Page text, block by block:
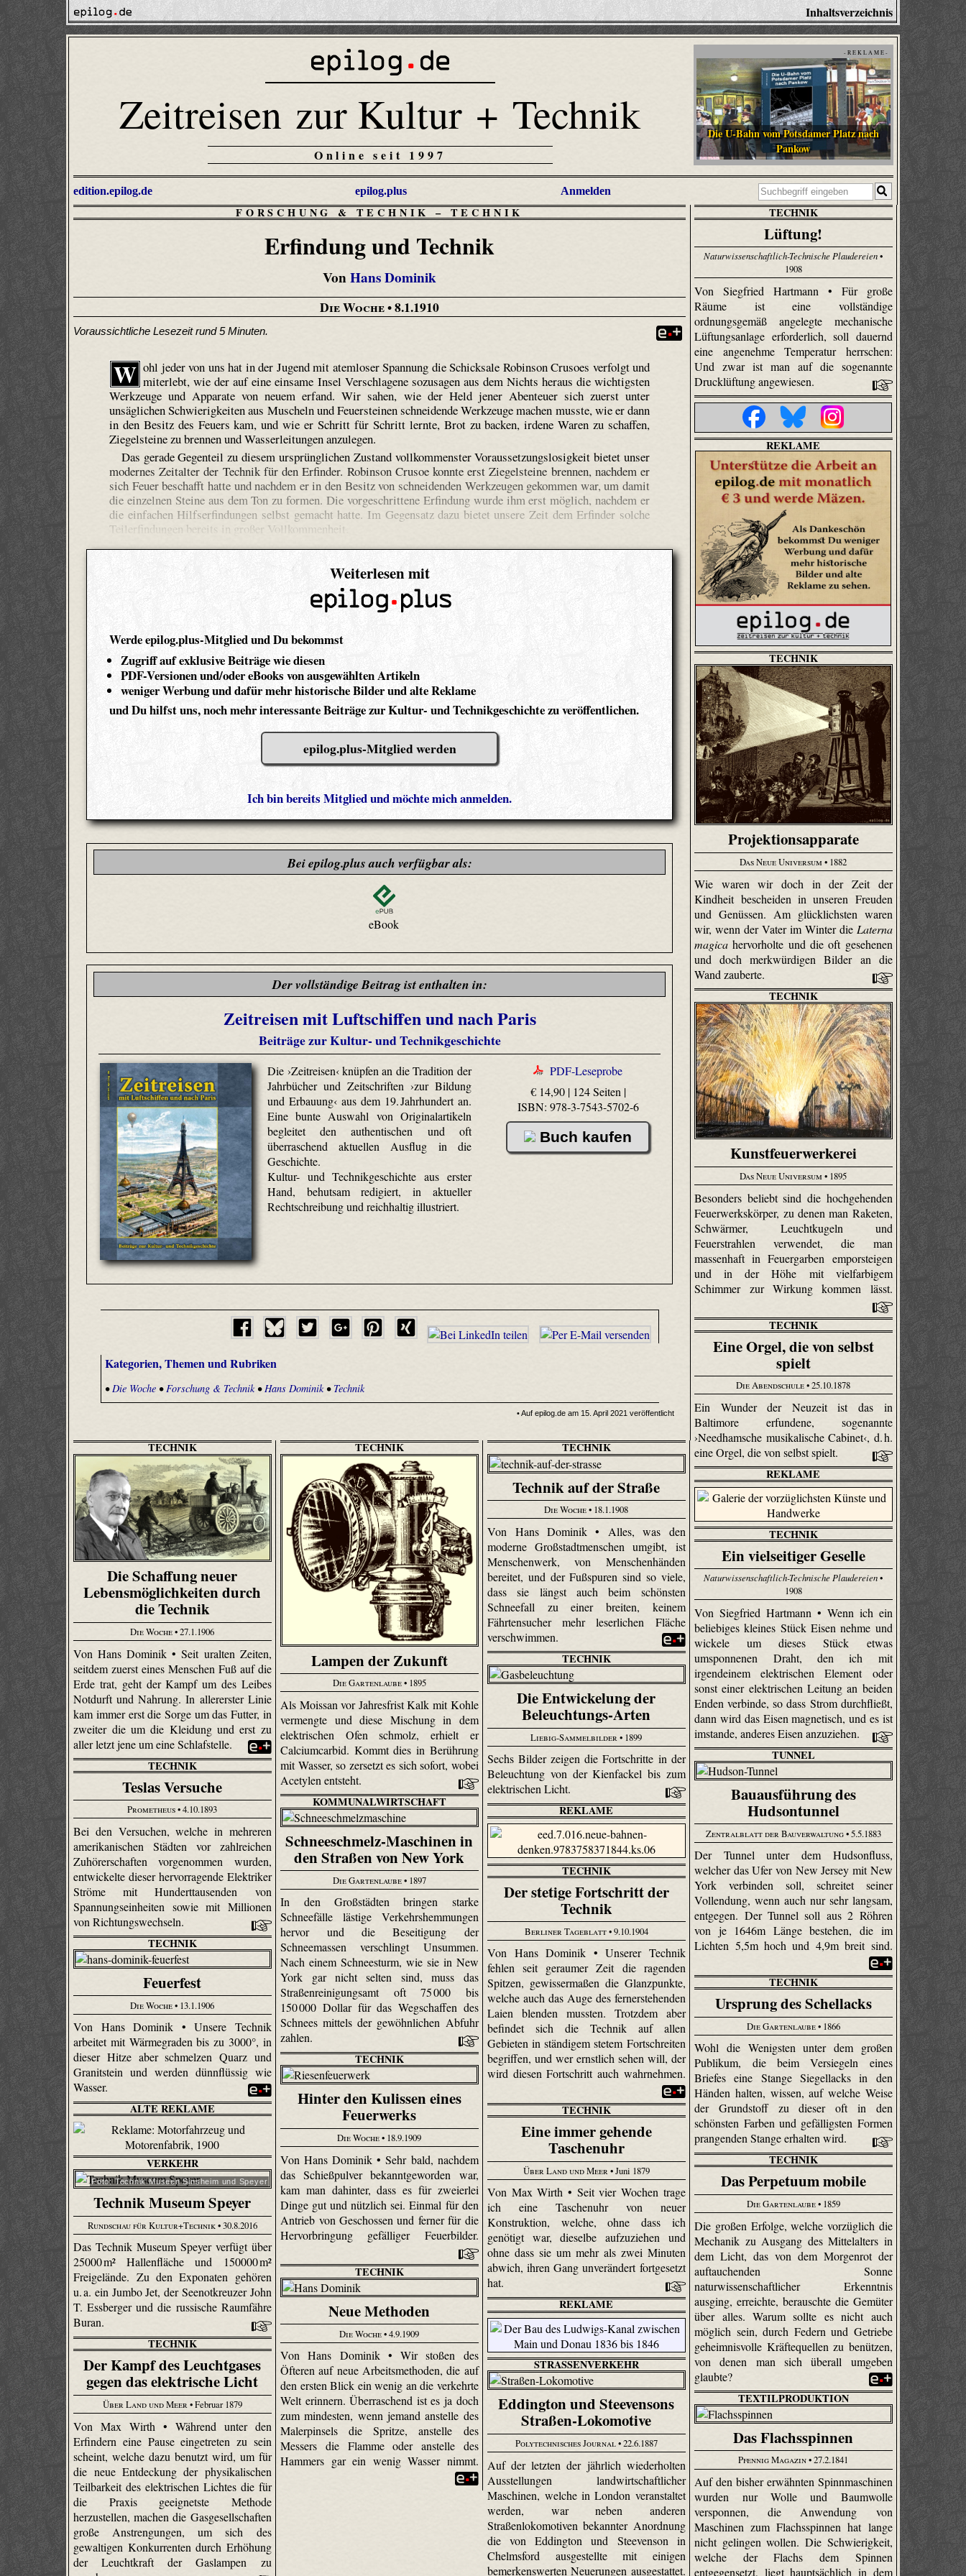
Inhaltsverzeichnis
Zeitreisen zur Kultur + Technik
Online seit 1997
- R E K L A M E -
Die U-Bahn vom Potsdamer Platz nach
Pankow
edition.epilog.de epilog.plus Anmelden
FORSCHUNG & TECHNIK–TECHNIK
Erfindung und Technik
VonHans Dominik
Die Woche• 8.1.1910
Voraussichtliche Lesezeit rund 5 Minuten.
W ohl jeder von uns hat in der Jugend mit atemloser Spannung die Schicksale Robinson Crusoes verfolgt und
miterlebt, wie der auf eine einsame Insel Verschlagene sozusagen aus dem Nichts heraus die wichtigsten
Werkzeuge und Apparate von neuem erfand. Wir sahen, wie der Held jener Abenteuer sich zuerst unter
unsäglichen Schwierigkeiten aus Muscheln und Feuersteinen schneidende Werkzeuge machen musste, wie er dann
in den Besitz des Feuers kam, und wie er Schritt für Schritt lernte, Brot zu backen, irdene Waren zu schaffen,
Ziegelsteine zu brennen und Wasserleitungen anzulegen.
Das gerade Gegenteil zu diesem ursprünglichen Zustand vollkommenster Voraussetzungslosigkeit bietet unser
modernes Zeitalter der Technik für den Erfinder. Robinson Crusoe konnte erst Ziegelsteine brennen, nachdem er
sich Feuer beschafft hatte und nachdem er in den Besitz von schneidenden Werkzeugen gekommen war, um damit
die einzelnen Steine aus dem Ton zu formen. Die vorgeschrittene Erfindung wurde ihm erst möglich, nachdem er
die einfachen Hilfserfindungen selbst gemacht hatte. Im Gegensatz dazu bietet unsere Zeit dem Erfinder solche
Teilerfindungen bereits in großer Vollkommenheit.
Weiterlesen mit
Werde epilog.plus-Mitglied und Du bekommst
Zugriff auf exklusive Beiträge wie diesen
PDF-Versionen und/oder eBooks von ausgewählten Artikeln
weniger Werbung und dafür mehr historische Bilder und alte Reklame
und Du hilfst uns, noch mehr interessante Beiträge zur Kultur- und Technikgeschichte zu veröffentlichen.
epilog.plus-Mitglied werden
Ich bin bereits Mitglied und möchte mich anmelden.
Bei epilog.plus auch verfügbar als:
eBook
Der vollständige Beitrag ist enthalten in:
Zeitreisen mit Luftschiffen und nach Paris
Beiträge zur Kultur- und Technikgeschichte
Die ›Zeitreisen‹ knüpfen an die Tradition der
Jahrbücher und Zeitschriften ›zur Bildung
und Erbauung‹ aus dem 19. Jahrhundert an.
Eine bunte Auswahl von Originalartikeln
begleitet den authentischen und oft
überraschend aktuellen Ausflug in die
Geschichte.
Kultur- und Technikgeschichte aus erster
Hand, behutsam redigiert, in aktueller
Rechtschreibung und reichhaltig illustriert.
PDF-Leseprobe
€ 14,90 | 124 Seiten |
ISBN: 978-3-7543-5702-6
Buch kaufen
Kategorien, Themen und Rubriken
•Die Woche •Forschung & Technik•Hans Dominik• Technik
• Auf epilog.de am 15. April 2021 veröffentlicht
TECHNIK
Lüftung!
Naturwissenschaftlich-Technische Plaudereien•
1908
Von Siegfried Hartmann • Für große
Räume ist eine vollständige
ordnungsgemäß angelegte mechanische
Lüftungsanlage erforderlich, soll dauernd
eine angenehme Temperatur herrschen:
Und zwar ist man auf die sogenannte
Drucklüftung angewiesen.
REKLAME
TECHNIK
Projektionsapparate
Das Neue Universum • 1882
Wie waren wir doch in der Zeit der
Kindheit bescheiden in unseren Freuden
und Genüssen. Am glücklichsten waren
wir, wenn der Vater im Winter die Laterna
magica hervorholte und die oft gesehenen
und doch merkwürdigen Bilder an die
Wand zauberte.
TECHNIK
Kunstfeuerwerkerei
Das Neue Universum• 1895
Besonders beliebt sind die hochgehenden
Feuerwerkskörper, zu denen man Raketen,
Schwärmer, Leuchtkugeln und
Feuerstrahlen verwendet, die man
massenhaft in Feuergarben emporsteigen
und in der Höhe mit vielfarbigem
Schimmer zur Wirkung kommen lässt.
TECHNIK
Eine Orgel, die von selbst
spielt
Die Abendschule• 25.10.1878
Ein Wunder der Neuzeit ist das in
Baltimore erfundene, sogenannte
›Needhamsche musikalische Cabinet‹, d. h.
eine Orgel, die von selbst spielt.
TECHNIK
Die Schaffung neuer
Lebensmöglichkeiten durch
die Technik
Die Woche• 27.1.1906
Von Hans Dominik • Seit uralten Zeiten,
seitdem zuerst eines Menschen Fuß auf die
Erde trat, geht der Kampf um des Leibes
Notdurft und Nahrung. In allererster Linie
kam immer erst die Sorge um das Futter, in
zweiter die um die Kleidung und erst zu
aller letzt jene um eine Schlafstelle.
TECHNIK
Lampen der Zukunft
Die Gartenlaube• 1895
Als Moissan vor Jahresfrist Kalk mit Kohle
vermengte und diese Mischung in dem
elektrischen Ofen schmolz, erhielt er
Calciumcarbid. Kommt dies in Berührung
mit Wasser, so zersetzt es sich sofort, wobei
Acetylen entsteht.
TECHNIK
Technik auf der Straße
Die Woche• 18.1.1908
Von Hans Dominik • Alles, was den
moderne Großstadtmenschen umgibt, ist
Menschenwerk, von Menschenhänden
bereitet, und der Fußspuren sind so viele,
dass sie längst auch beim schönsten
Schneefall zu einer breiten, keinem
Fährtensucher mehr leserlichen Fläche
verschwimmen.
REKLAME
TECHNIK
Ein vielseitiger Geselle
Naturwissenschaftlich-Technische Plaudereien•
1908
Von Siegfried Hartmann • Wenn ich ein
beliebiges kleines Stück Eisen nehme und
wickele um dieses Stück etwas
umsponnenen Draht, den ich mit
irgendeinem elektrischen Element oder
sonst einer elektrischen Leitung an beiden
Enden verbinde, so dass Strom durchfließt,
dann wird das Eisen magnetisch, und es ist
imstande, anderes Eisen anzuziehen.
TECHNIK
Die Entwickelung der
Beleuchtungs-Arten
Liebig-Sammelbilder• 1899
Sechs Bilder zeigen die Fortschritte in der
Beleuchtung von der Kienfackel bis zum
elektrischen Licht.
TUNNEL
Bauausführung des
Hudsontunnel
Zentralblatt der Bauverwaltung• 5.5.1883
Der Tunnel unter dem Hudsonfluss,
welcher das Ufer von New Jersey mit New
York verbinden soll, schreitet seiner
Vollendung, wenn auch nur sehr langsam,
entgegen. Der Tunnel soll aus 2 Röhren
von je 1646m Länge bestehen, die im
Lichten 5,5m hoch und 4,9m breit sind.
TECHNIK
Teslas Versuche
Prometheus• 4.10.1893
Bei den Versuchen, welche in mehreren
amerikanischen Städten vor zahlreichen
Zuhörerschaften vorgenommen wurden,
entwickelte dieser hervorragende Elektriker
Ströme mit Hunderttausenden von
Spannungseinheiten sowie mit Millionen
von Richtungswechseln.
KOMMUNALWIRTSCHAFT
Schneeschmelz-Maschinen in
den Straßen von New York
Die Gartenlaube• 1897
In den Großstädten bringen starke
Schneefälle lästige Verkehrshemmungen
hervor und die Beseitigung der
Schneemassen verschlingt Unsummen.
Nach einem Schneesturm, wie sie in New
York gar nicht selten sind, muss das
Straßenreinigungsamt oft 75 000 bis
150 000 Dollar für das Wegschaffen des
Schnees mittels der gewöhnlichen Abfuhr
zahlen.
REKLAME
TECHNIK
Der stetige Fortschritt der
Technik
Berliner Tageblatt• 9.10.1904
Von Hans Dominik • Unserer Technik
fehlen seit geraumer Zeit die ragenden
Spitzen, gewissermaßen die Glanzpunkte,
welche auch das Auge des fernerstehenden
Laien blenden mussten. Trotzdem aber
befindet sich die Technik auf allen
Gebieten in ständigem stetem Fortschreiten
begriffen, und wer ernstlich sehen will, der
wird diesen Fortschritt auch wahrnehmen.
TECHNIK
Feuerfest
Die Woche• 13.1.1906
Von Hans Dominik • Unsere Technik
arbeitet mit Wärmegraden bis zu 3000°, in
dieser Hitze aber schmelzen Quarz und
Granitstein und werden dünnflüssig wie
Wasser.
TECHNIK
Ursprung des Schellacks
Die Gartenlaube• 1866
Wohl die Wenigsten unter dem großen
Publikum, die beim Versiegeln eines
Briefes eine Stange Siegellacks in den
Händen halten, wissen, auf welche Weise
der Grundstoff zu dieser oft in den
schönsten Farben und gefälligsten Formen
prangenden Stange erhalten wird.
TECHNIK
Hinter den Kulissen eines
Feuerwerks
Die Woche• 18.9.1909
Von Hans Dominik • Sehr bald, nachdem
das Schießpulver bekanntgeworden war,
kam man dahinter, dass es für zweierlei
Dinge gut und nützlich sei. Einmal für den
Antrieb von Geschossen und ferner für die
Hervorbringung gefälliger Feuerbilder.
ALTE REKLAME
VERKEHR
Foto: Technik Museen Sinsheim und Speyer
Technik Museum Speyer
Rundschau für Kultur+Technik• 30.8.2016
Das Technik Museum Speyer verfügt über
25000 m² Hallenfläche und 150000 m²
Freigelände. Zu den Exponaten gehören
u. a. ein Jumbo Jet, der Seenotkreuzer John
T. Essberger und die russische Raumfähre
Buran.
TECHNIK
Eine immer gehende
Taschenuhr
Über Land und Meer• Juni 1879
Von Max Wirth • Seit vier Wochen trage
ich eine Taschenuhr von neuer
Konstruktion, welche, ohne dass ich
genötigt war, dieselbe aufzuziehen und
ohne dass sie um mehr als zwei Minuten
abwich, ihren Gang unverändert fortgesetzt
hat.
TECHNIK
Das Perpetuum mobile
Die Gartenlaube• 1859
Die großen Erfolge, welche vorzüglich die
Mechanik zu Ausgang des Mittelalters in
dem Licht, das von dem Morgenrot der
auftauchenden Sonne
naturwissenschaftlicher Erkenntnis
ausging, erreichte, berauschte die Gemüter
über alles. Warum sollte es nicht auch
möglich sein, durch Federn und Getriebe
geheimnisvolle Kräftequellen zu benützen,
von denen man sich überall umgeben
glaubte?
TECHNIK
Neue Methoden
Die Woche• 4.9.1909
Von Hans Dominik • Wir stoßen des
Öfteren auf neue Arbeitsmethoden, die auf
den ersten Blick ein wenig an die verkehrte
Welt erinnern. Überraschend ist es ja doch
zum mindesten, wenn jemand anstelle des
Malerpinsels die Spritze, anstelle des
Messers die Flamme oder anstelle des
Hammers gar ein wenig Wasser nimmt.
REKLAME
STRASSENVERKEHR
Eddington und Steevensons
Straßen-Lokomotive
Polytechnisches Journal• 22.6.1887
Auf der letzten der jährlich wiederholten
Ausstellungen landwirtschaftlicher
Maschinen, welche in London veranstaltet
werden, war neben anderen
Straßenlokomotiven bekannter Anordnung
die von Eddington und Steevenson in
Chelmsford ausgestellte mit einigen
bemerkenswerten Neuerungen ausgestattet.
TECHNIK
Der Kampf des Leuchtgases
gegen das elektrische Licht
Über Land und Meer• Februar 1879
Von Max Wirth • Während unter den
Erfindern eine Pause eingetreten zu sein
scheint, welche dazu benutzt wird, um für
die neue Entdeckung der physikalischen
Teilbarkeit des elektrischen Lichtes die für
die Praxis geeignetste Methode
herzustellen, machen die Gasgesellschaften
große Anstrengungen, um sich des
gewaltigen Konkurrenten durch Erhöhung
der Leuchtkraft der Gaslampen zu
TEXTILPRODUKTION
Das Flachsspinnen
Pfennig Magazin• 27.2.1841
Auf den bisher erwähnten Spinnmaschinen
wurden nur Wolle und Baumwolle
versponnen, die Anwendung von
Maschinen zum Flachsspinnen hat lange
nicht gelingen wollen. Die Schwierigkeit,
welche der Flachs dem Spinnen
entgegensetzt, liegt hauptsächlich in dem